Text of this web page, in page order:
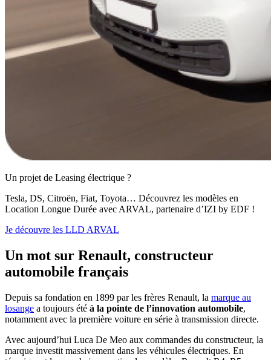
Un projet de Leasing électrique ?
Tesla, DS, Citroën, Fiat, Toyota… Découvrez les modèles en
Location Longue Durée avec ARVAL, partenaire d’IZI by EDF !
Je découvre les LLD ARVAL
Un mot sur Renault, constructeur
automobile français
Depuis sa fondation en 1899 par les frères Renault, la marque au
losange a toujours été à la pointe de l’innovation automobile,
notamment avec la première voiture en série à transmission directe.
Avec aujourd’hui Luca De Meo aux commandes du constructeur, la
marque investit massivement dans les véhicules électriques. En